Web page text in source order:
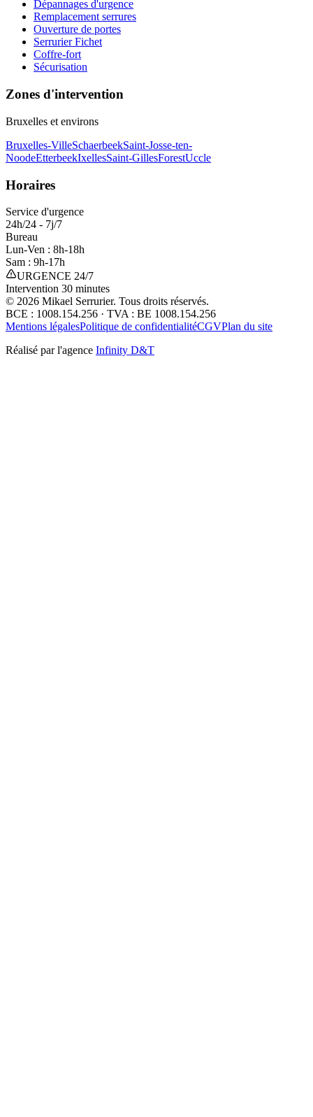
Dépannages d'urgence
Remplacement serrures
Ouverture de portes
Serrurier Fichet
Coffre-fort
Sécurisation
Zones d'intervention
Bruxelles et environs
Bruxelles-VilleSchaerbeekSaint-Josse-ten-
NoodeEtterbeekIxellesSaint-GillesForestUccle
Horaires
Service d'urgence
24h/24 - 7j/7
Bureau
Lun-Ven : 8h-18h
Sam : 9h-17h
URGENCE 24/7
Intervention 30 minutes
© 2026 Mikael Serrurier. Tous droits réservés.
BCE : 1008.154.256 · TVA : BE 1008.154.256
Mentions légalesPolitique de confidentialitéCGVPlan du site
Réalisé par l'agence Infinity D&T